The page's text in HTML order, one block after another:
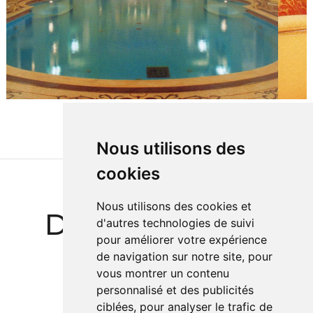
Nous utilisons des
cookies
Nous utilisons des cookies et
d'autres technologies de suivi
pour améliorer votre expérience
de navigation sur notre site, pour
vous montrer un contenu
personnalisé et des publicités
ciblées, pour analyser le trafic de
Des Références
Prestigieuses